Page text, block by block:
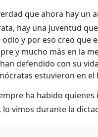
que ahora hay un
hay una juventud
odio y por eso creo que
y mucho más en la
defendido con su
estuvieron en
ha habido
lo vimos durante la